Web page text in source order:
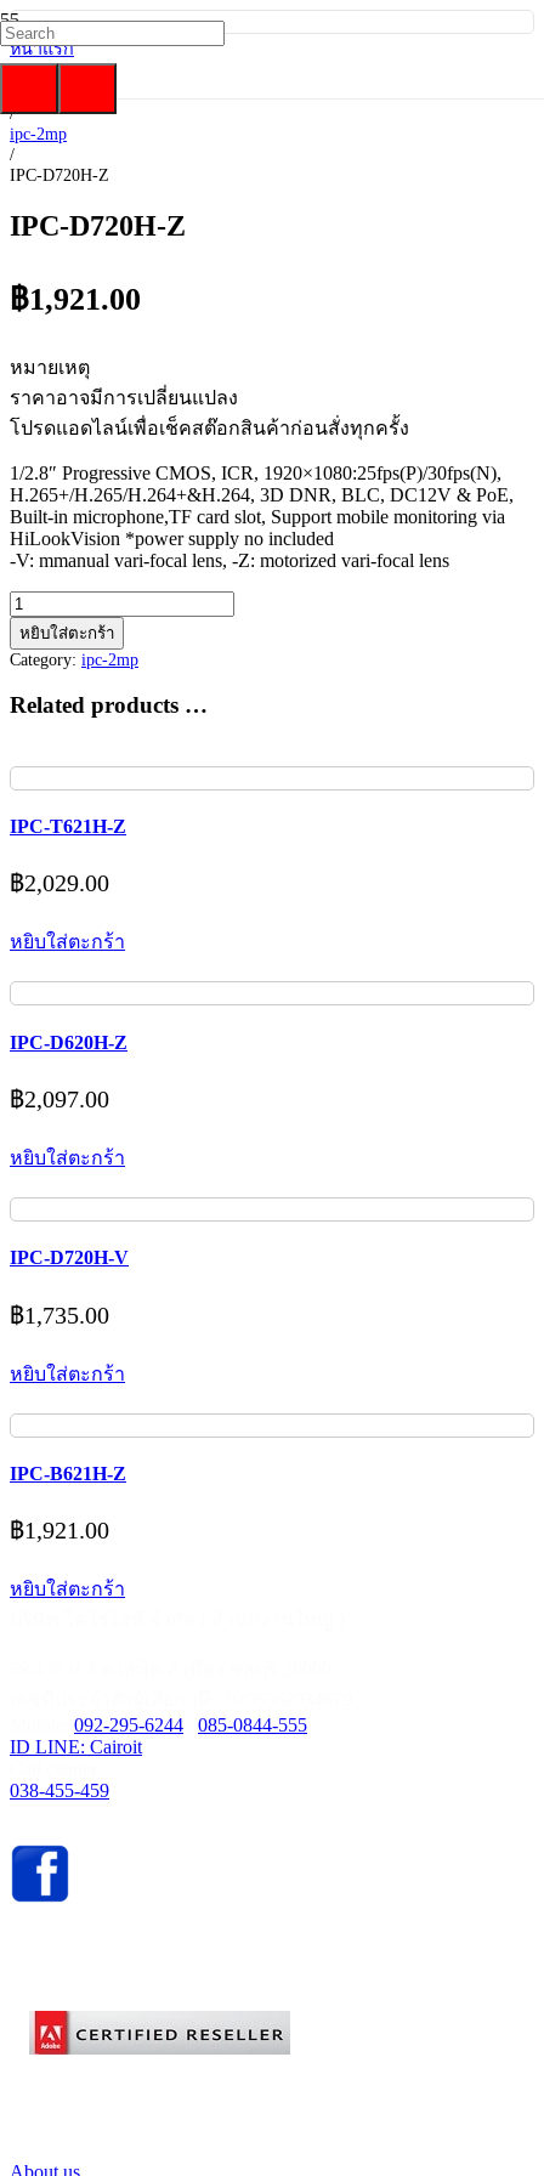
หน้าแรก
/
/
ipc-2mp
/
IPC-D720H-Z
IPC-D720H-Z
฿1,921.00
หมายเหตุ
ราคาอาจมีการเปลี่ยนแปลง
โปรดแอดไลน์เพื่อเช็คสต๊อกสินค้าก่อนสั่งทุกครั้ง
1/2.8″ Progressive CMOS, ICR, 1920×1080:25fps(P)/30fps(N),
H.265+/H.265/H.264+&H.264, 3D DNR, BLC, DC12V & PoE,
Built-in microphone,TF card slot, Support mobile monitoring via
HiLookVision *power supply no included
-V: mmanual vari-focal lens, -Z: motorized vari-focal lens
จำนวน
IPC-
D720H-
ชิ้น
หยิบใส่ตะกร้า
Category: ipc-2mp
Related products …
IPC-T621H-Z
฿2,029.00
หยิบใส่ตะกร้า
IPC-D620H-Z
฿2,097.00
หยิบใส่ตะกร้า
IPC-D720H-V
฿1,735.00
หยิบใส่ตะกร้า
IPC-B621H-Z
฿1,921.00
หยิบใส่ตะกร้า
092-295-6244
085-0844-555
ID LINE: Cairoit
038-455-459
About us